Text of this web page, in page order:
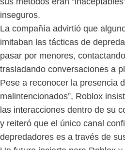
inseguros.
La compañía advirtió que
imitaban las tácticas de
pasar por menores,
trasladando conversaciones a
Pese a reconocer la presencia
malintencionados”, Roblox
las interacciones dentro de su
y reiteró que el único canal
depredadores es a través de